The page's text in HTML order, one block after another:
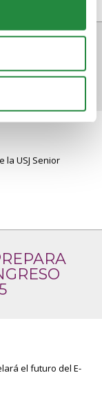
DEL
EL
USJ Senior
el futuro del E-